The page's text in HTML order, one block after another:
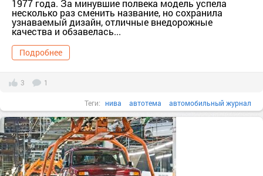
1977 года. За минувшие полвека модель успела
несколько раз сменить название, но сохранила
узнаваемый дизайн, отличные внедорожные
качества и обзавелась...
Подробнее
3 1
Теги: нива автотема автомобильный журнал
самая дорогая нива